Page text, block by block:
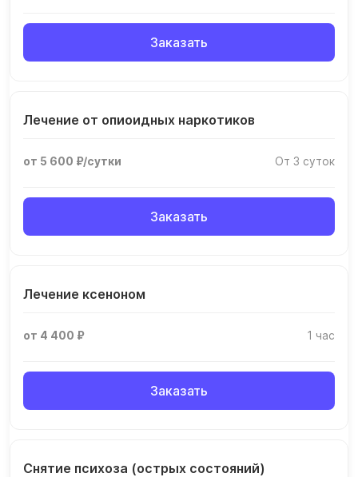
Заказать
Лечение от опиоидных наркотиков
от 5 600 ₽/сутки От 3 суток
Заказать
Лечение ксеноном
от 4 400 ₽ 1 час
Заказать
Снятие психоза (острых состояний)